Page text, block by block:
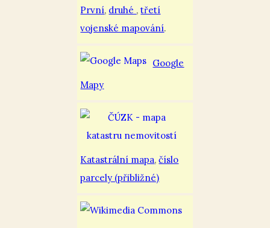
První, druhé ,třetí
vojenské mapování.
Google
Mapy
Katastrální mapa,číslo
parcely (přibližné)